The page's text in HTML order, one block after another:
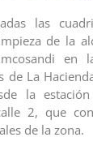
las
de la
en
de La
la
2, que
de la zona.